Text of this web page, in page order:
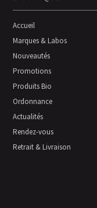
Accueil
Marques & Labos
Nouveautés
Promotions
Produits Bio
Ordonnance
Actualités
Rendez-vous
Retrait & Livraison